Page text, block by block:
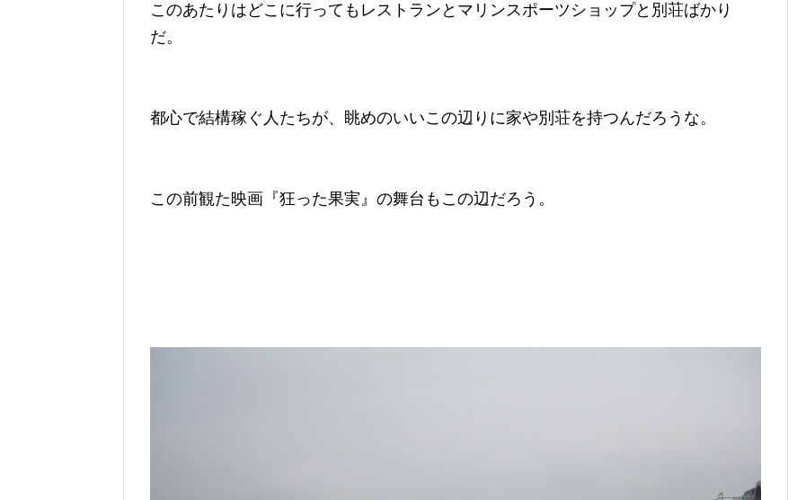
このあたりはどこに行ってもレストランとマリンスポーツショップと別荘ばかり
だ。
都心で結構稼ぐ人たちが、眺めのいいこの辺りに家や別荘を持つんだろうな。
この前観た映画『狂った果実』の舞台もこの辺だろう。